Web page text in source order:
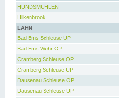
HUNDSMÜHLEN
Hilkenbrook
LAHN
Bad Ems Schleuse UP
Bad Ems Wehr OP
Cramberg Schleuse OP
Cramberg Schleuse UP
Dausenau Schleuse OP
Dausenau Schleuse UP